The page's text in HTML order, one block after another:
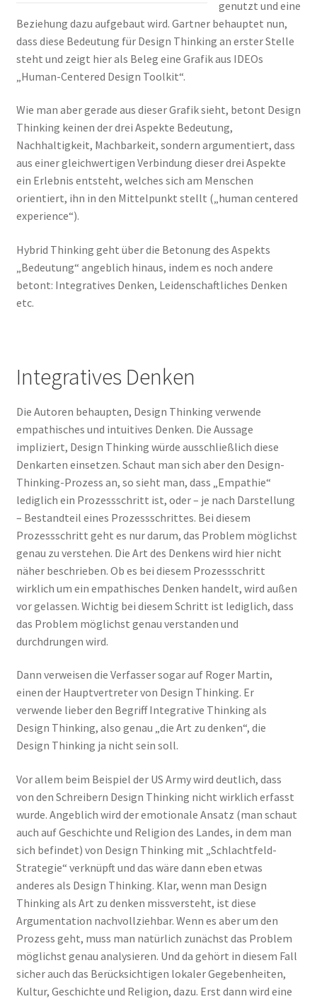
genutzt und eine
Beziehung dazu aufgebaut wird. Gartner behauptet nun,
dass diese Bedeutung für Design Thinking an erster Stelle
steht und zeigt hier als Beleg eine Grafik aus IDEOs
„Human-Centered Design Toolkit“.
Wie man aber gerade aus dieser Grafik sieht, betont Design
Thinking keinen der drei Aspekte Bedeutung,
Nachhaltigkeit, Machbarkeit, sondern argumentiert, dass
aus einer gleichwertigen Verbindung dieser drei Aspekte
ein Erlebnis entsteht, welches sich am Menschen
orientiert, ihn in den Mittelpunkt stellt („human centered
experience“).
Hybrid Thinking geht über die Betonung des Aspekts
„Bedeutung“ angeblich hinaus, indem es noch andere
betont: Integratives Denken, Leidenschaftliches Denken
etc.
Integratives Denken
Die Autoren behaupten, Design Thinking verwende
empathisches und intuitives Denken. Die Aussage
impliziert, Design Thinking würde ausschließlich diese
Denkarten einsetzen. Schaut man sich aber den Design-
Thinking-Prozess an, so sieht man, dass „Empathie“
lediglich ein Prozessschritt ist, oder – je nach Darstellung
– Bestandteil eines Prozessschrittes. Bei diesem
Prozessschritt geht es nur darum, das Problem möglichst
genau zu verstehen. Die Art des Denkens wird hier nicht
näher beschrieben. Ob es bei diesem Prozessschritt
wirklich um ein empathisches Denken handelt, wird außen
vor gelassen. Wichtig bei diesem Schritt ist lediglich, dass
das Problem möglichst genau verstanden und
durchdrungen wird.
Dann verweisen die Verfasser sogar auf Roger Martin,
einen der Hauptvertreter von Design Thinking. Er
verwende lieber den Begriff Integrative Thinking als
Design Thinking, also genau „die Art zu denken“, die
Design Thinking ja nicht sein soll.
Vor allem beim Beispiel der US Army wird deutlich, dass
von den Schreibern Design Thinking nicht wirklich erfasst
wurde. Angeblich wird der emotionale Ansatz (man schaut
auch auf Geschichte und Religion des Landes, in dem man
sich befindet) von Design Thinking mit „Schlachtfeld-
Strategie“ verknüpft und das wäre dann eben etwas
anderes als Design Thinking. Klar, wenn man Design
Thinking als Art zu denken missversteht, ist diese
Argumentation nachvollziehbar. Wenn es aber um den
Prozess geht, muss man natürlich zunächst das Problem
möglichst genau analysieren. Und da gehört in diesem Fall
sicher auch das Berücksichtigen lokaler Gegebenheiten,
Kultur, Geschichte und Religion, dazu. Erst dann wird eine